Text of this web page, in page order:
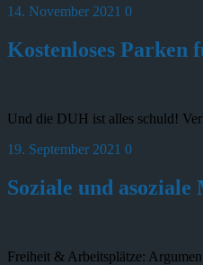
14. November 2021 0
Kostenloses
Und die DUH ist alles schuld!
19. September 2021 0
Soziale und
Freiheit & Arbeitsplätze: